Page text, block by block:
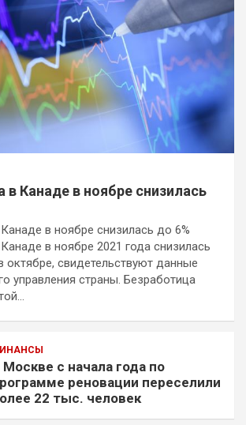
в Канаде в ноябре снизилась
в ноябре снизилась до 6%
в ноябре 2021 года снизилась
октябре, свидетельствуют данные
управления страны. Безработица
Москве с начала года по
реновации переселили
22 тыс. человек